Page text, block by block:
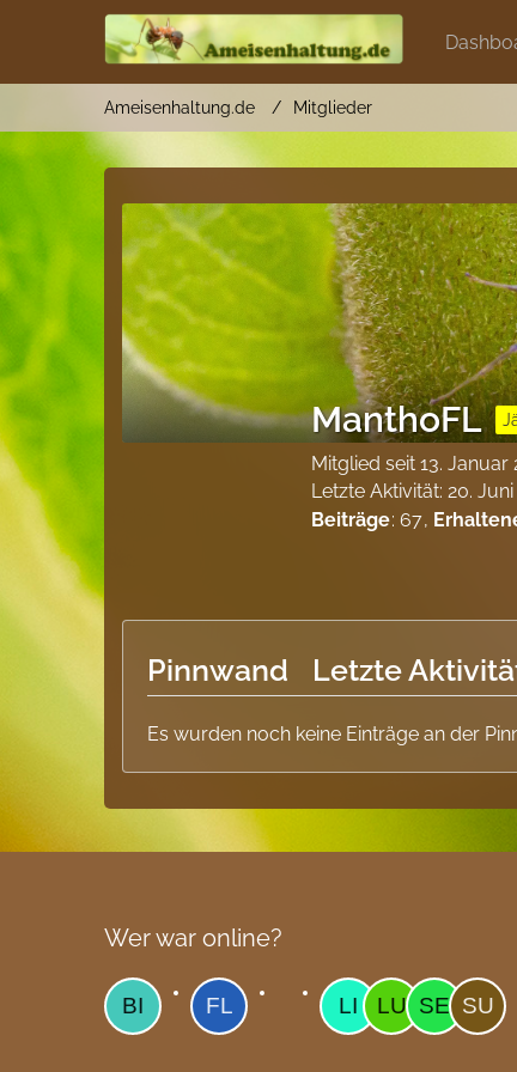
Ameisenhaltung.de Mitglieder
ManthoFL
Mitglied seit 13. Januar
Letzte Aktivität:20.
Beiträge 67
Pinnwand Letzte
Es wurden noch keine Einträge an der
Wer war online?